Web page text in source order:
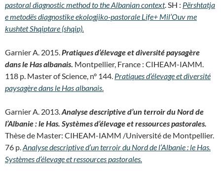
pastoral diagnostic method to the Albanian context. SH : Përshtatja
e metodës diagnostike ekologjiko-pastorale Life+ Mil’Ouv me
kushtet Shqiptare (shqip).
Garnier A. 2015.Pratiques d’élevage et diversité paysagère
dans le Has albanais. Montpellier, France : CIHEAM-IAMM.
118 p. Master of Science, n° 144. Pratiques d’élevage et diversité
paysagère dans le Has albanais.
Garnier A. 2013.Analyse descriptive d’un terroir du Nord de
l’Albanie : le Has. Systèmes d’élevage et ressources pastorales.
Thèse de Master: CIHEAM-IAMM /Université de Montpellier.
76 p.Analyse descriptive d’un terroir du Nord de l’Albanie : le Has.
Systèmes d’élevage et ressources pastorales.